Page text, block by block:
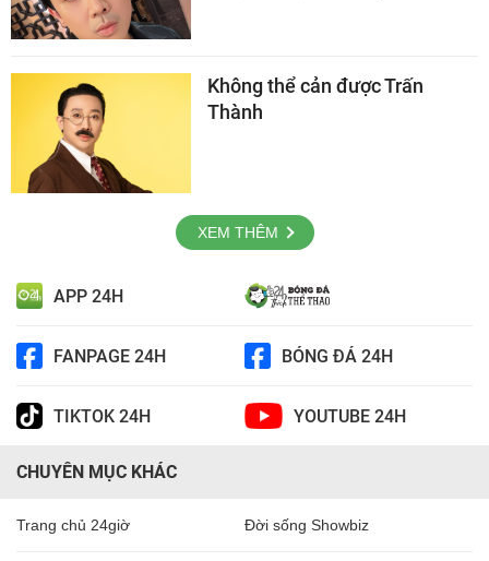
Không thể cản được Trấn
Thành
XEM THÊM
APP 24H
FANPAGE 24H BÓNG ĐÁ 24H
TIKTOK 24H YOUTUBE 24H
CHUYÊN MỤC KHÁC
Trang chủ 24giờ Đời sống Showbiz